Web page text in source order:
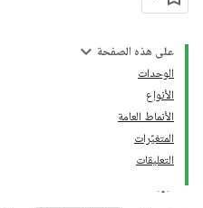
على هذه الصفحة
الوحدات
الأنواع
الأنماط العامة
المتغيّرات
التعليقات